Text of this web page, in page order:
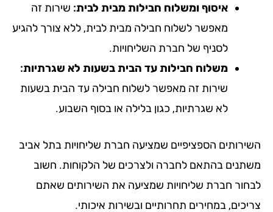
איסוף ומשלוח חבילות מבית לבית:שירות זה
מאפשר לשלוח חבילה מבית לבית, ללא צורך להגיע
לסניף של חברת השליחויות.
משלוח חבילות עד הבית בשעות לא שגרתיות:
שירות זה מאפשר לשלוח חבילה עד הבית בשעות
לא שגרתיות, כגון בלילה או בסוף השבוע.
הספציפיים שמציעה חברת שליחויות בתל אביב
בהתאם לחברה ולצרכים של הלקוחות. חשוב
חברת שליחויות שמציעה את השירותים שאתם
במחירים תחרותיים ובשירות איכותי.